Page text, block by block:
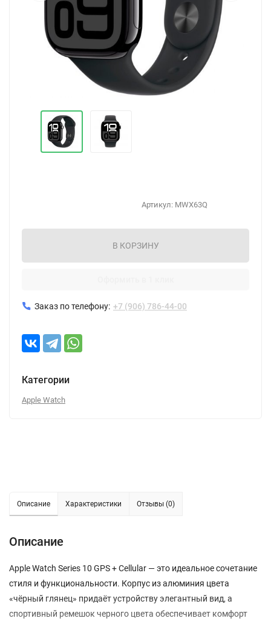
Артикул: MWX63Q
В КОРЗИНУ
Заказ по телефону: +7 (906) 786-44-00
Категории
Apple Watch
Описание Характеристики Отзывы (0)
Описание
Apple Watch Series 10 GPS + Cellular — это идеальное сочетание
стиля и функциональности. Корпус из алюминия цвета
«чёрный глянец» придаёт устройству элегантный вид, а
спортивный ремешок черного цвета обеспечивает комфорт